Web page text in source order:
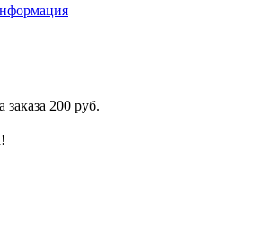
200 руб.